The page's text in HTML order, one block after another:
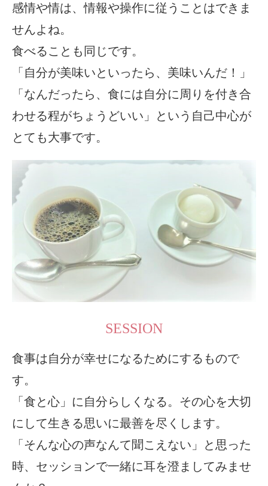
感情や情は、情報や操作に従うことはできま
せんよね。
食べることも同じです。
「自分が美味いといったら、美味いんだ！」
「なんだったら、食には自分に周りを付き合
わせる程がちょうどいい」という自己中心が
とても大事です。
SESSION
食事は自分が幸せになるためにするもので
す。
「食と心」に自分らしくなる。その心を大切
にして生きる思いに最善を尽くします。
「そんな心の声なんて聞こえない」と思った
時、セッションで一緒に耳を澄ましてみませ